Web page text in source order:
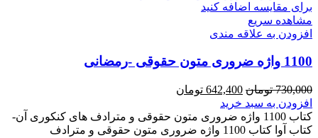
برای مقایسه اضافه کنید
مشاهده سریع
افزودن به علاقه مندی
1100 واژه ضروری متون حقوقی -رمضانی
730,000 تومان قیمت
اصلی
730,000 تومان
بود.
642,400 تومان
642,400 تومان
است.
افزودن به سبد خرید
کتاب 1100 واژه ضروری متون حقوقی و مترادف های کنکوری آن-
کتاب آوا کتاب 1100 واژه ضروری متون حقوقی و مترادف